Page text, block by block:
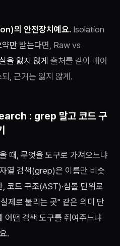
의 안전장치예요. Isolation
만 받는다면, Raw vs
을 잃지 않게 출처를 같이 매어
, 근거는 잃지 않게.
: grep 말고 코드 구
때, 무엇을 도구로 가져오느냐
열 검색(grep)은 이름만 비슷
코드 구조(AST)·심볼 단위로
제로 불리는 곳" 같은 의미 단
어떤 검색 도구를 쥐여주느냐
.